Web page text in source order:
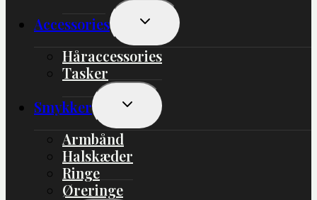
Accessories
Skift
Undermenu
Håraccessories
Tasker
Smykker
Skift
Undermenu
Armbånd
Halskæder
Ringe
Øreringe